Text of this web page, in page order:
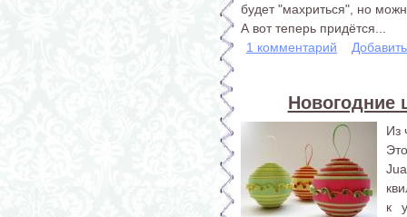
будет "махриться", но
А вот теперь придётся...
1 комментарий
Новогодние
Из
к